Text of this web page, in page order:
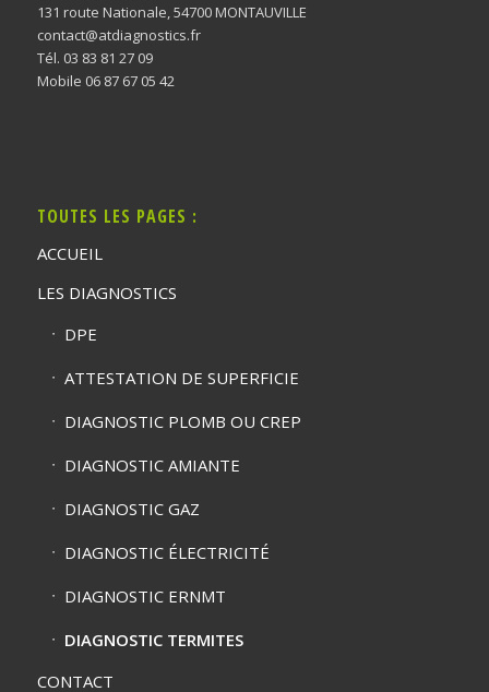
131 route Nationale, 54700 MONTAUVILLE
contact@atdiagnostics.fr
Tél. 03 83 81 27 09
Mobile 06 87 67 05 42
TOUTES LES PAGES :
ACCUEIL
LES DIAGNOSTICS
DPE
ATTESTATION DE SUPERFICIE
DIAGNOSTIC PLOMB OU CREP
DIAGNOSTIC AMIANTE
DIAGNOSTIC GAZ
DIAGNOSTIC ÉLECTRICITÉ
DIAGNOSTIC ERNMT
DIAGNOSTIC TERMITES
CONTACT